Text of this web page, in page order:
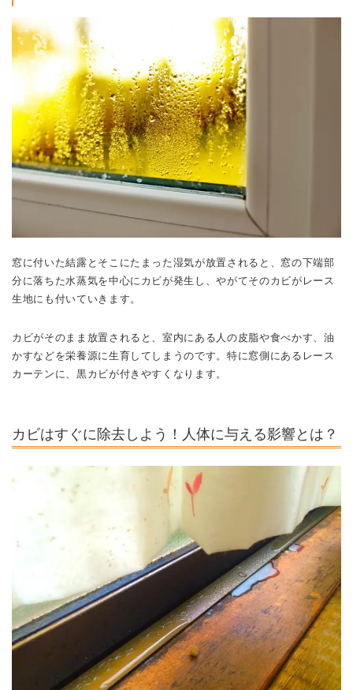
窓に付いた結露とそこにたまった湿気が放置されると、窓の下端部
分に落ちた水蒸気を中心にカビが発生し、やがてそのカビがレース
生地にも付いていきます。
カビがそのまま放置されると、室内にある人の皮脂や食べかす、油
かすなどを栄養源に生育してしまうのです。特に窓側にあるレース
カーテンに、黒カビが付きやすくなります。
カビはすぐに除去しよう！人体に与える影響とは？